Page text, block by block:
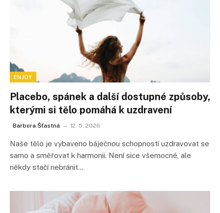
ENJOY
Placebo, spánek a další dostupné způsoby,
kterými si tělo pomáhá k uzdravení
Barbora Šťastná 12. 5. 2026
Naše tělo je vybaveno báječnou schopností uzdravovat se
samo a směřovat k harmonii. Není sice všemocné, ale
někdy stačí nebránit…